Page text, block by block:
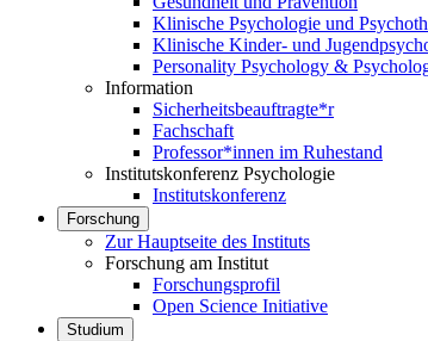
Klinische Psychologie und
Klinische Kinder- und
Personality Psychology &
Information
Sicherheitsbeauftragte*r
Fachschaft
Professor*innen im Ruhestand
Institutskonferenz Psychologie
Institutskonferenz
Forschung
Zur Hauptseite des Instituts
Forschung am Institut
Forschungsprofil
Open Science Initiative
Studium